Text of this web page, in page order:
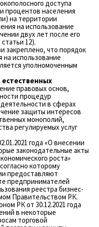
доступа
процентов населения
на территории
на использование
двух лет после его
12).
закреплено, что порядок
использование
уполномоченным
естественных
правовых основ,
процедур
в сферах
защиты интересов
монополий,
регулируемых услуг
года «О внесении
законодательные акты
роста»
которому
предоставляют
предпринимателей
реестра бизнес-
Правительством РК.
РК от 30.12.2021 года
в некоторые
торговой